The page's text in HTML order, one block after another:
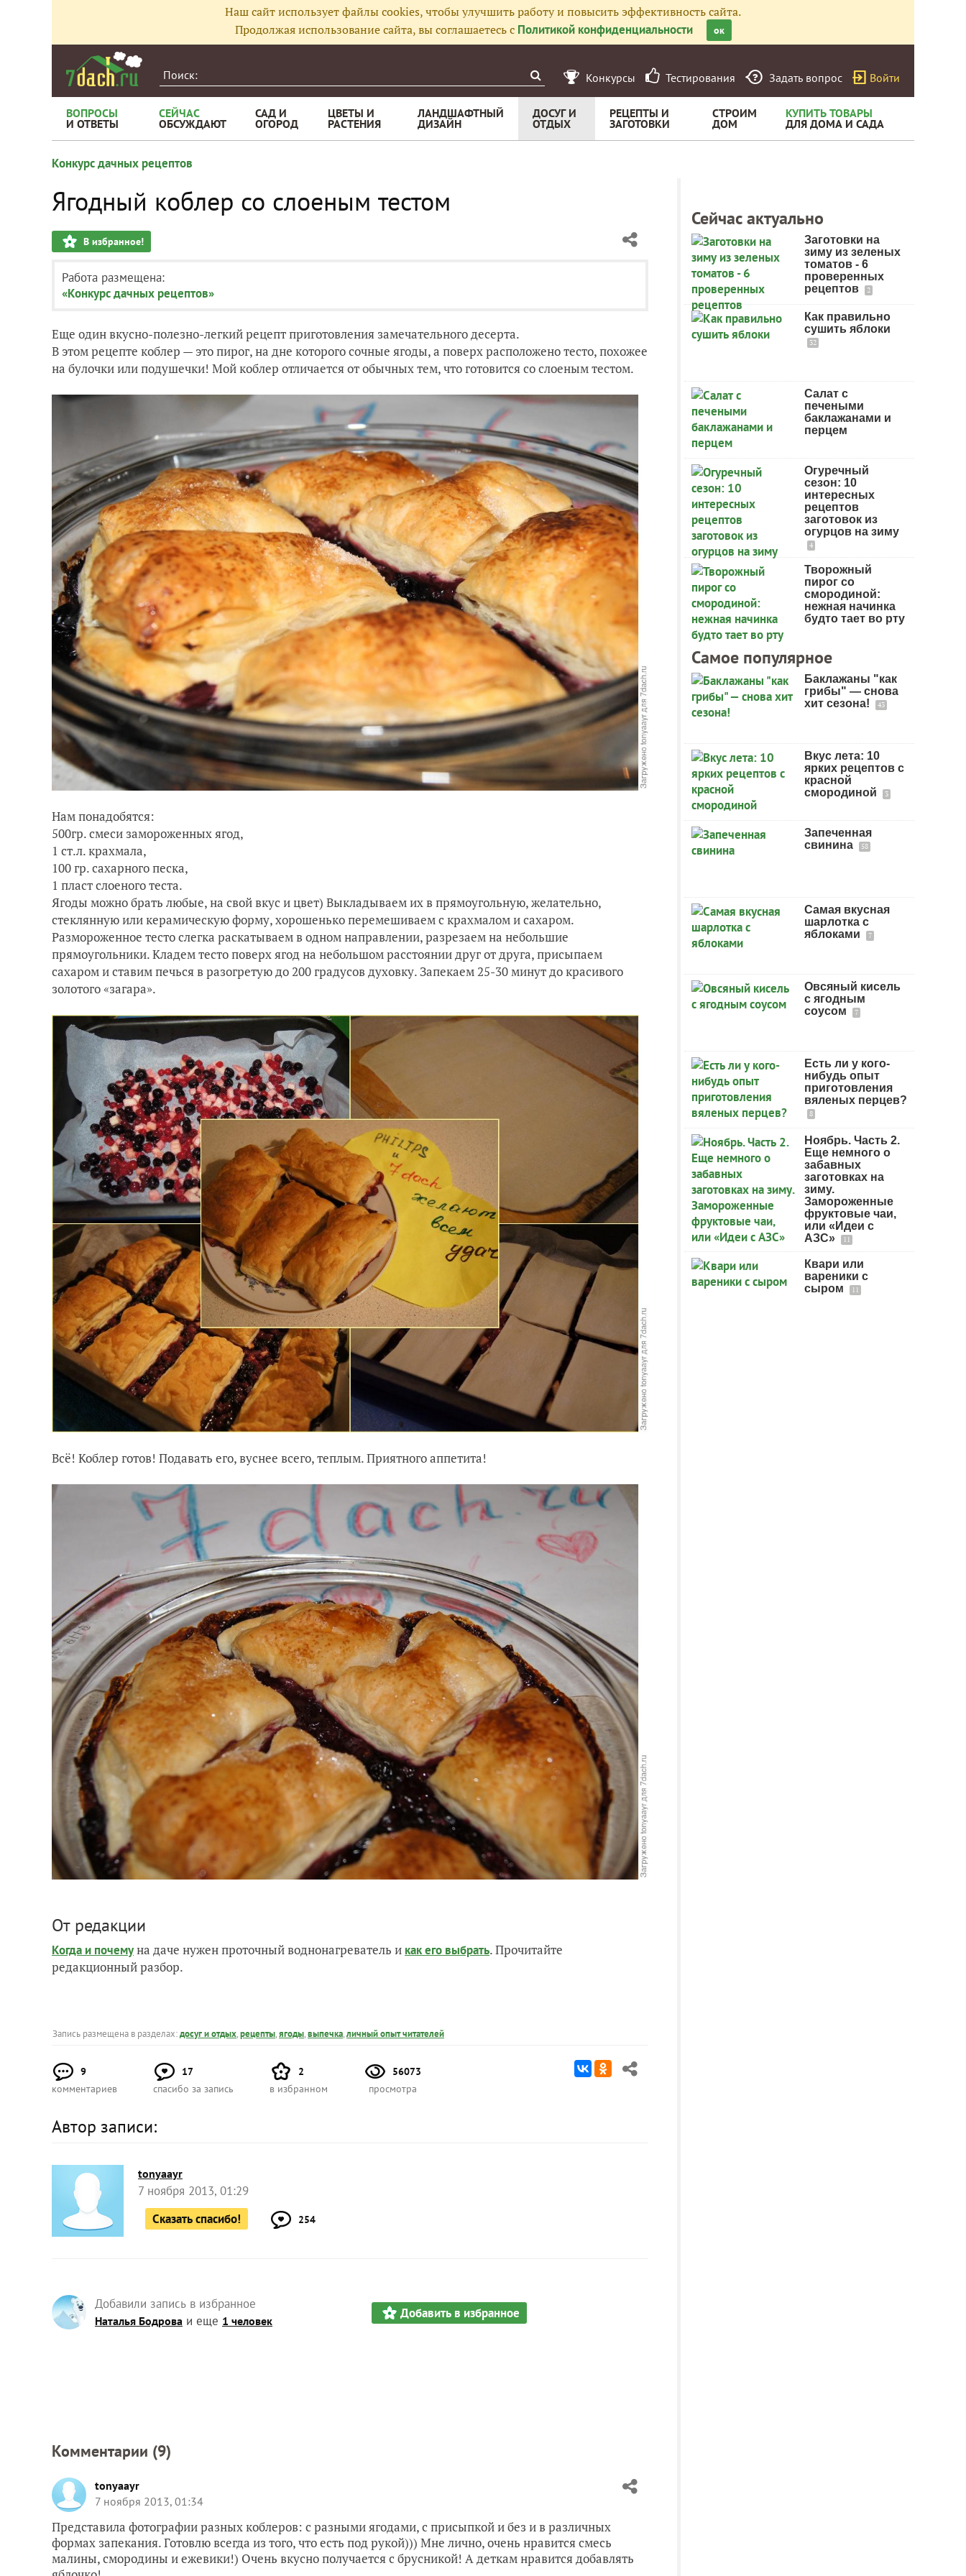
Наш сайт использует файлы cookies, чтобы улучшить работу и повысить эффективность сайта.
Продолжая использование сайта, вы соглашаетесь с Политикой конфиденциальности ок
Конкурсы Тестирования Задать вопрос Войти
ВОПРОСЫ
И ОТВЕТЫ
СЕЙЧАС
ОБСУЖДАЮТ
САД И
ОГОРОД
ЦВЕТЫ И
РАСТЕНИЯ
ЛАНДШАФТНЫЙ
ДИЗАЙН
ДОСУГ И
ОТДЫХ
РЕЦЕПТЫ И
ЗАГОТОВКИ
СТРОИМ
ДОМ
КУПИТЬ ТОВАРЫ
ДЛЯ ДОМА И САДА
Конкурс дачных рецептов
Ягодный коблер со слоеным тестом
В избранное!
Работа размещена:
«Конкурс дачных рецептов»
Еще один вкусно-полезно-легкий рецепт приготовления замечательного десерта.
В этом рецепте коблер — это пирог, на дне которого сочные ягоды, а поверх расположено тесто, похожее
на булочки или подушечки! Мой коблер отличается от обычных тем, что готовится со слоеным тестом.
Нам понадобятся:
500гр. смеси замороженных ягод,
1 ст.л. крахмала,
100 гр. сахарного песка,
1 пласт слоеного теста.
Ягоды можно брать любые, на свой вкус и цвет) Выкладываем их в прямоугольную, желательно,
стеклянную или керамическую форму, хорошенько перемешиваем с крахмалом и сахаром.
Размороженное тесто слегка раскатываем в одном направлении, разрезаем на небольшие
прямоугольники. Кладем тесто поверх ягод на небольшом расстоянии друг от друга, присыпаем
сахаром и ставим печься в разогретую до 200 градусов духовку. Запекаем 25-30 минут до красивого
золотого «загара».
Всё! Коблер готов! Подавать его, вуснее всего, теплым. Приятного аппетита!
От редакции
Когда и почемуна даче нужен проточный воднонагреватель и как его выбрать. Прочитайте
редакционный разбор.
Запись размещена в разделах:досуг и отдых,рецепты,ягоды,выпечка,личный опыт читателей
9
комментариев
17
спасибо за запись
2
в избранном
56073
просмотра
Автор записи:
tonyaayr
7 ноября 2013, 01:29
Сказать спасибо!
254
Добавили запись в избранное
Наталья Бодрова и еще 1 человек Добавить в избранное
Комментарии (9)
tonyaayr
7 ноября 2013, 01:34
Представила фотографии разных коблеров: с разными ягодами, с присыпкой и без и в различных
формах запекания. Готовлю всегда из того, что есть под рукой))) Мне лично, очень нравится смесь
малины, смородины и ежевики!) Очень вкусно получается с брусникой! А деткам нравится добавлять
Сейчас актуально
Заготовки на
зиму из зеленых
томатов - 6
проверенных
рецептов
2
Как правильно
сушить яблоки
32
Салат с
печеными
баклажанами и
перцем
Огуречный
сезон: 10
интересных
рецептов
заготовок из
огурцов на зиму
4
Творожный
пирог со
смородиной:
нежная начинка
будто тает во рту
Самое популярное
Баклажаны "как
грибы" — снова
хит сезона!
43
Вкус лета: 10
ярких рецептов с
красной
смородиной
3
Запеченная
свинина
58
Самая вкусная
шарлотка с
яблоками
7
Овсяный кисель
с ягодным
соусом
7
Есть ли у кого-
нибудь опыт
приготовления
вяленых перцев?
8
Ноябрь. Часть 2.
Еще немного о
забавных
заготовках на
зиму.
Замороженные
фруктовые чаи,
или «Идеи с
АЗС»
11
Квари или
вареники с
сыром
11